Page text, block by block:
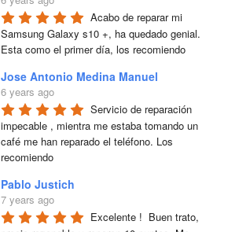
Acabo de reparar mi
Samsung Galaxy s10 +, ha quedado genial.
Esta como el primer día, los recomiendo
Jose Antonio Medina Manuel
6 years ago
Servicio de reparación
impecable , mientra me estaba tomando un
café me han reparado el teléfono. Los
recomiendo
Pablo Justich
7 years ago
Excelente !  Buen trato,